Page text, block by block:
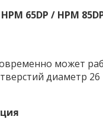
65DP / HPM
может
диаметр